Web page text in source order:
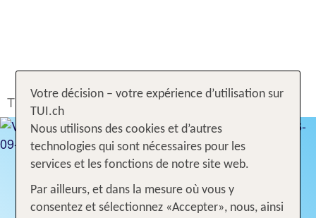
TUI.ch Rechercher & Réserver Hôtel Vietnam
Votre décision – votre expérience d’utilisation sur
TUI.ch
Nous utilisons des cookies et d’autres
technologies qui sont nécessaires pour les
services et les fonctions de notre site web.
Par ailleurs, et dans la mesure où vous y
consentez et sélectionnez «Accepter», nous, ainsi